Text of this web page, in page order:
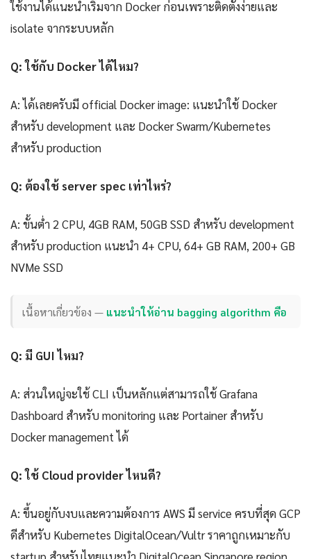
ใช้งานได้แนะนำเริ่มจาก Docker ก่อนเพราะติดตั้งง่ายและ
isolate จากระบบหลัก
Q: ใช้กับ Docker ได้ไหม?
A: ได้เลยครับมี official Docker image: แนะนำใช้ Docker
สำหรับ development และ Docker Swarm/Kubernetes
สำหรับ production
Q: ต้องใช้ server spec เท่าไหร่?
A: ขั้นต่ำ 2 CPU, 4GB RAM, 50GB SSD สำหรับ development
สำหรับ production แนะนำ 4+ CPU, 64+ GB RAM, 200+ GB
NVMe SSD
เนื้อหาเกี่ยวข้อง — แนะนำให้อ่าน bagging algorithm คือ
Q: มี GUI ไหม?
A: ส่วนใหญ่จะใช้ CLI เป็นหลักแต่สามารถใช้ Grafana
Dashboard สำหรับ monitoring และ Portainer สำหรับ
Docker management ได้
Q: ใช้ Cloud provider ไหนดี?
A: ขึ้นอยู่กับงบและความต้องการ AWS มี service ครบที่สุด GCP
ดีสำหรับ Kubernetes DigitalOcean/Vultr ราคาถูกเหมาะกับ